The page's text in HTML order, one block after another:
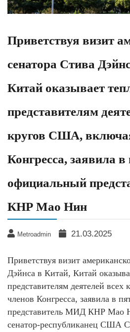
Приветствуя визит
сенатора Стива
Китай оказывает
представителям
кругов США,
Конгресса, заявила
официальный
КНР Мао Нин
Metroadmin 21.03.2025
Приветствуя визит
Дэйнса в Китай, Китай
представителям деятелей
членов Конгресса, заявила в
представитель МИД КНР Мао
сенатор-республиканец США